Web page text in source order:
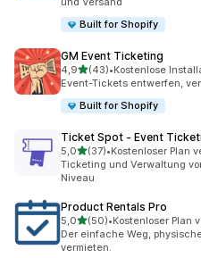
Built for Shopify
GM Event Ticketing
4,9von 5 Sternen
(43)
43 Rezensionen insgesamt
•Kostenlose
Event-Tickets entwerfen,
Built for Shopify
Ticket Spot ‑ Event
5,0von 5 Sternen
(37)
37 Rezensionen insgesamt
•Kostenloser Plan
Ticketing und Verwaltung
Niveau
Product Rentals Pro
5,0von 5 Sternen
(50)
50 Rezensionen insgesamt
•Kostenloser Plan
Der einfache Weg,
vermieten.